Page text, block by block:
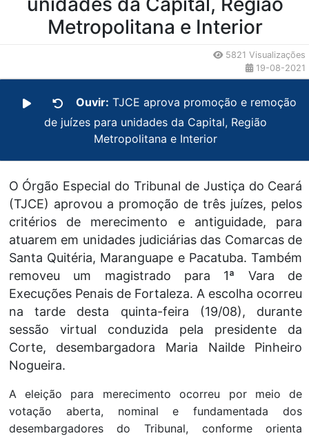
Metropolitana e Interior
5821 Visualizações
19-08-2021
Ouvir: TJCE aprova promoção e remoção
de juízes para unidades da Capital, Região
Metropolitana e Interior
O Órgão Especial do Tribunal de Justiça do Ceará
(TJCE) aprovou a promoção de três juízes, pelos
critérios de merecimento e antiguidade, para
atuarem em unidades judiciárias das Comarcas de
Santa Quitéria, Maranguape e Pacatuba. Também
removeu um magistrado para 1ª Vara de
Execuções Penais de Fortaleza. A escolha ocorreu
na tarde desta quinta-feira (19/08), durante
sessão virtual conduzida pela presidente da
Corte, desembargadora Maria Nailde Pinheiro
Nogueira.
A eleição para merecimento ocorreu por meio de
votação aberta, nominal e fundamentada dos
desembargadores do Tribunal, conforme orienta